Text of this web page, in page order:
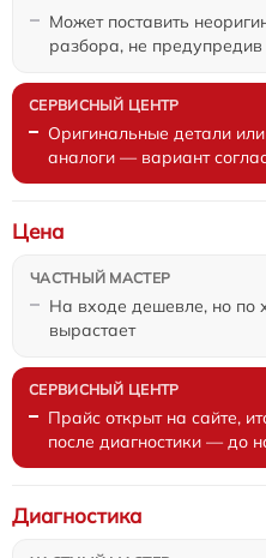
Может поставить
разбора, не предупредив
Оригинальные детали
аналоги — вариант
На входе дешевле, но по
вырастает
Цена
Прайс открыт на сайте,
после диагностики — до
Диагностика